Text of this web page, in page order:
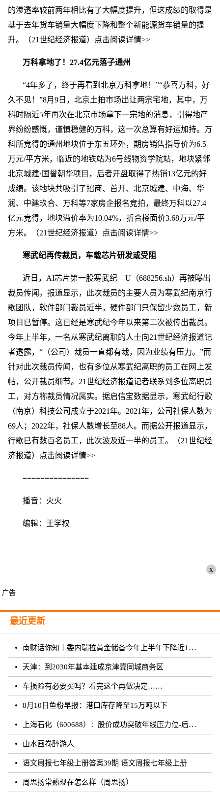
的渗透率较前两年相比有了大幅度提升，但这成绩的取得是
基于去年货车销量大幅度下降和整个新能源货车销量的提
升。（21世纪经济报道）点击阅读详情>>
万科拿地了！27.4亿元落子通州
“4年多了，终于再看到北京万科拿地！”“恭喜万科，好
久不见！”8月9日，北京土拍市场出让两宗宅地，其中，万
科时隔近5年再次在北京市场拿下一宗地的消息，引得地产
界纷纷感慨，谨慎稳健的万科，这一次总算有好运加持。万
科所竞得的通州地块位于东五环外，期房销售指导价为6.5
万元/平方米，临近的地铁站为6号线物资学院站，地块紧邻
北京城建·国誉朝华项目，后者开盘取得了热销13亿元的好
成绩。该地块共吸引了招商、首开、北京城建、中海、华
润、中建玖合、万科等7家房企报名竞拍，最终万科以27.4
亿元竞得，地块溢价率为10.04%，折合楼面价3.68万元/平
方米。（21世纪经济报道）点击阅读详情>>
寒武纪再传裁员，车载芯片研发或受阻
近日，AI芯片第一股寒武纪—U（688256.sh）再被曝出
裁员传闻。报道显示，此次裁员的主要人员为寒武纪南京行
歌团队，软件部门裁员近半，硬件部门只保留少数员工，新
项目已暂停。这已经是寒武纪今年以来第二次被传出裁员。
今年上半年，一名从寒武纪离职的人士向21世纪经济报道记
者透露，“（公司）裁员一直都有裁，因为业绩有压力。”而
针对此次裁员传闻，也有多位从寒武纪离职的员工在网上发
帖，公开裁员细节。21世纪经济报道记者联系到多位离职员
工，对方称裁员情况属实。据启信宝数据显示，寒武纪行歌
（南京）科技公司成立于2021年。2021年，公司社保人数为
69人；2022年，社保人数增长至88人。而据公开报道显示，
行歌已有数百名员工，此次波及近一半的员工。（21世纪经
济报道）点击阅读详情>>
===============
播音：火火
编辑：王学权
x
广告
最近更新
南财话你知丨委内瑞拉黄金储备今年上半年下降近12%，原因何在？广东“织网”记：全面迈入“高铁时代”，轨道沿线隆起大产业带
天津：到2030年基本建成京津冀同城商务区
车损险有必要买吗？看完这个再做决定……
8月10日鱼粉早报：港口库存降至15万吨以下
上海石化（600688）：股价成功突破年线压力位-后市看多（涨）（08-10）
山水画卷醉游人
语文周报七年级上册答案39期 语文周报七年级上册
周思扬常熟现在怎么样（周思扬）